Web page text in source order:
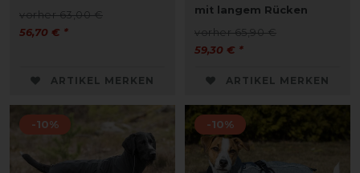
vorher 63,00 €
56,70 € *
ARTIKEL MERKEN
mit langem Rücken
vorher 65,90 €
59,30 € *
ARTIKEL MERKEN
-10% -10%